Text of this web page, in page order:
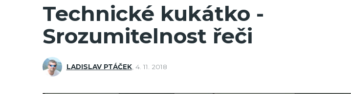
Technické kukátko -
Srozumitelnost řeči
LADISLAV PTÁČEK, 4. 11. 2018